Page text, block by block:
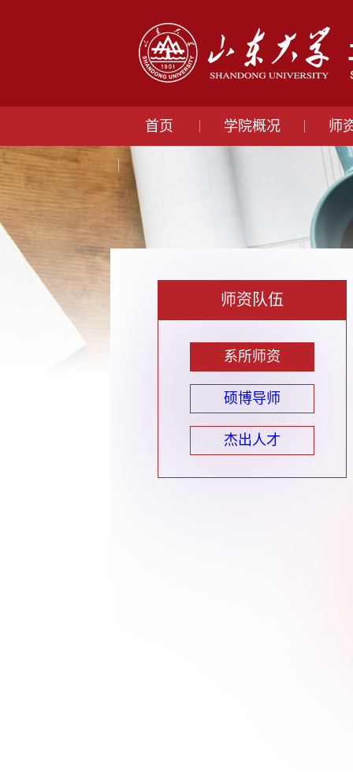
首页 学院概况 师
师资队伍
系所师资
硕博导师
杰出人才